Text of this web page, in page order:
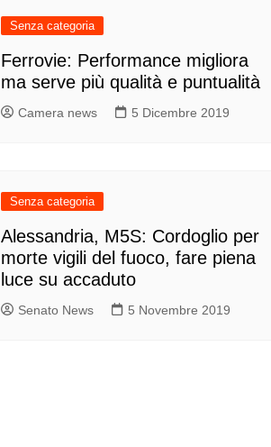
Senza categoria
Ferrovie: Performance migliora
ma serve più qualità e puntualità
Camera news 5 Dicembre 2019
Senza categoria
Alessandria, M5S: Cordoglio per
morte vigili del fuoco, fare piena
luce su accaduto
Senato News 5 Novembre 2019